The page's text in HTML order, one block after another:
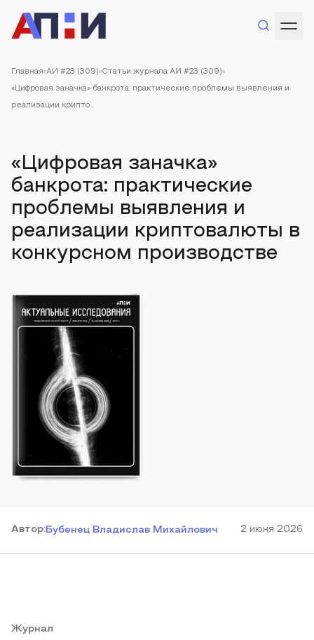
Главная АИ #23 (309) Статьи журнала АИ #23 (309)
«Цифровая заначка» банкрота: практические проблемы выявления и
реализации крипто...
«Цифровая заначка»
банкрота: практические
проблемы выявления и
реализации криптовалюты в
конкурсном производстве
Автор:Бубенец Владислав Михайлович 2 июня 2026
Журнал